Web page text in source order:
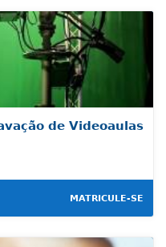
de Videoaulas
MATRICULE-SE